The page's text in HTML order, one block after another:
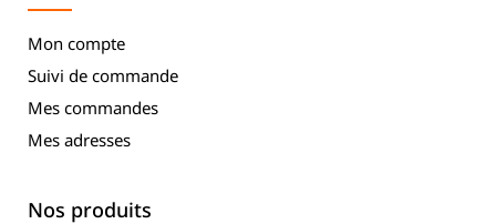
Mon compte
Suivi de commande
Mes commandes
Mes adresses
Nos produits